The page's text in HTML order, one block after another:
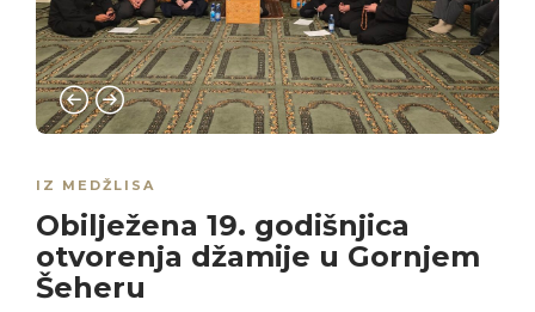
IZ MEDŽLISA
Obilježena 19. godišnjica
otvorenja džamije u Gornjem
Šeheru